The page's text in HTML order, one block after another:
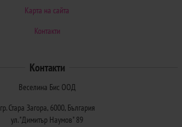
Карта на сайта
Контакти
Контакти
Веселина Бис ООД
гр. Стара Загора, 6000, България
ул. "Димитър Наумов" 89